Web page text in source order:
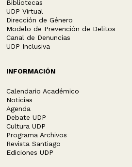
Bibliotecas
UDP Virtual
Dirección de Género
Modelo de Prevención de Delitos
Canal de Denuncias
UDP Inclusiva
INFORMACIÓN
Calendario Académico
Noticias
Agenda
Debate UDP
Cultura UDP
Programa Archivos
Revista Santiago
Ediciones UDP